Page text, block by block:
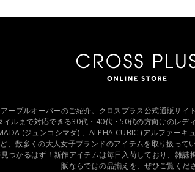
ープルオーバーのご紹介。クロスプラス公式通販サイ
イルまで対応できる30代・40代・50代の方向けのレデ
(ジュンコシマダ) 、ALPHA CUBIC (アルファー
、数多くの大人女子ブランドのアイテムを取り扱って
つかるはず！新作アイテムは毎日入荷しており、雑誌
販ならではの品揃えを、ぜひご覧くだ